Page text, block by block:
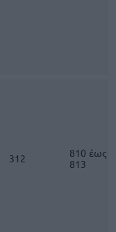
312
810 έως
813